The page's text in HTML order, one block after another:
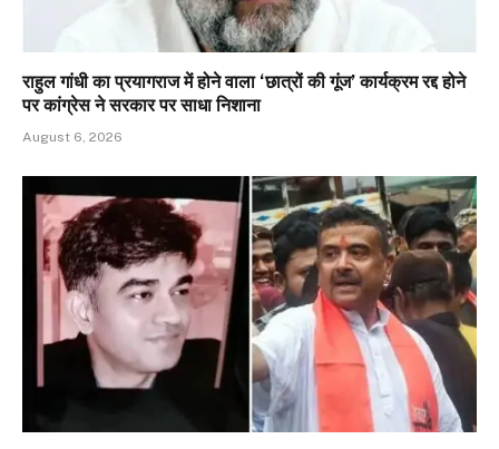
राहुल गांधी का प्रयागराज में होने वाला ‘छात्रों की गूंज’ कार्यक्रम रद्द होने
पर कांग्रेस ने सरकार पर साधा निशाना
August 6, 2026